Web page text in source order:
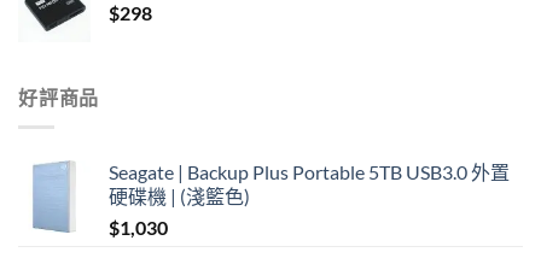
$298
好評商品
Seagate | Backup Plus Portable 5TB USB3.0 外置
硬碟機 | (淺籃色)
$1,030